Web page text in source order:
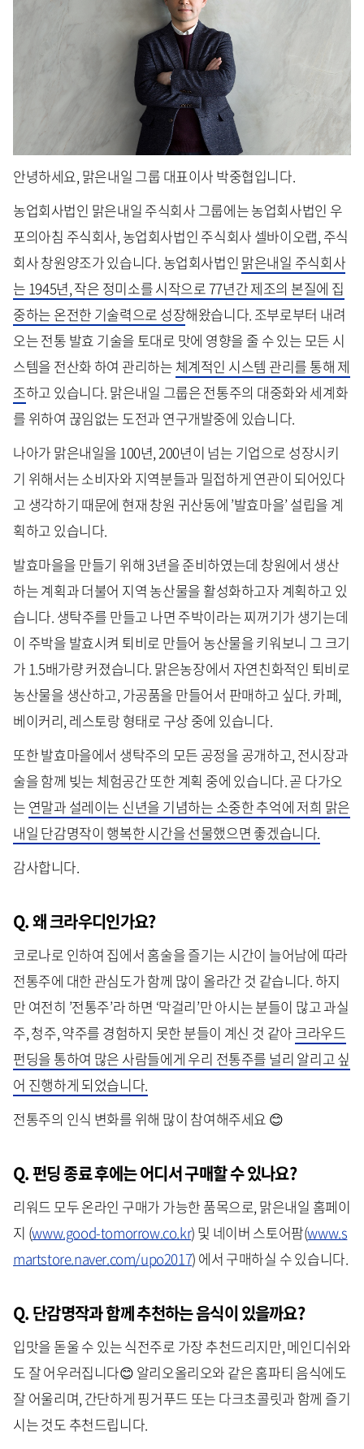
안녕하세요, 맑은내일 그룹 대표이사 박중협입니다.
농업회사법인 맑은내일 주식회사 그룹에는 농업회사법인 우
포의아침 주식회사, 농업회사법인 주식회사 셀바이오랩, 주식
회사 창원양조가 있습니다. 농업회사법인 맑은내일 주식회사
는 1945년, 작은 정미소를 시작으로 77년간 제조의 본질에 집
중하는 온전한 기술력으로 성장해왔습니다. 조부로부터 내려
오는 전통 발효 기술을 토대로 맛에 영향을 줄 수 있는 모든 시
스템을 전산화 하여 관리하는 체계적인 시스템 관리를 통해 제
조하고 있습니다. 맑은내일 그룹은 전통주의 대중화와 세계화
를 위하여 끊임없는 도전과 연구개발중에 있습니다.
나아가 맑은내일을 100년, 200년이 넘는 기업으로 성장시키
기 위해서는 소비자와 지역분들과 밀접하게 연관이 되어있다
고 생각하기 때문에 현재 창원 귀산동에 ’발효마을’ 설립을 계
획하고 있습니다.
발효마을을 만들기 위해 3년을 준비하였는데 창원에서 생산
하는 계획과 더불어 지역 농산물을 활성화하고자 계획하고 있
습니다. 생탁주를 만들고 나면 주박이라는 찌꺼기가 생기는데
이 주박을 발효시켜 퇴비로 만들어 농산물을 키워보니 그 크기
가 1.5배가량 커졌습니다. 맑은농장에서 자연친화적인 퇴비로
농산물을 생산하고, 가공품을 만들어서 판매하고 싶다. 카페,
베이커리, 레스토랑 형태로 구상 중에 있습니다.
또한 발효마을에서 생탁주의 모든 공정을 공개하고, 전시장과
술을 함께 빚는 체험공간 또한 계획 중에 있습니다. 곧 다가오
는 연말과 설레이는 신년을 기념하는 소중한 추억에 저희 맑은
내일 단감명작이 행복한 시간을 선물했으면 좋겠습니다.
감사합니다.
Q. 왜 크라우디인가요?
코로나로 인하여 집에서 홈술을 즐기는 시간이 늘어남에 따라
전통주에 대한 관심도가 함께 많이 올라간 것 같습니다. 하지
만 여전히 ’전통주’라 하면 ‘막걸리’만 아시는 분들이 많고 과실
주, 청주, 약주를 경험하지 못한 분들이 계신 것 같아 크라우드
펀딩을 통하여 많은 사람들에게 우리 전통주를 널리 알리고 싶
어 진행하게 되었습니다.
전통주의 인식 변화를 위해 많이 참여해주세요 😊
Q. 펀딩종료 후에는 어디서 구매할 수 있나요?
리워드 모두 온라인 구매가 가능한 품목으로, 맑은내일 홈페이
지 (www.good-tomorrow.co.kr) 및 네이버 스토어팜(www.s
martstore.naver.com/upo2017) 에서 구매하실 수 있습니다.
Q. 단감명작과함께 추천하는 음식이 있을까요?
입맛을 돋울 수 있는 식전주로 가장 추천드리지만, 메인디쉬와
도 잘 어우러집니다😊 알리오올리오와 같은 홈파티 음식에도
잘 어울리며, 간단하게 핑거푸드 또는 다크초콜릿과 함께 즐기
시는 것도 추천드립니다.